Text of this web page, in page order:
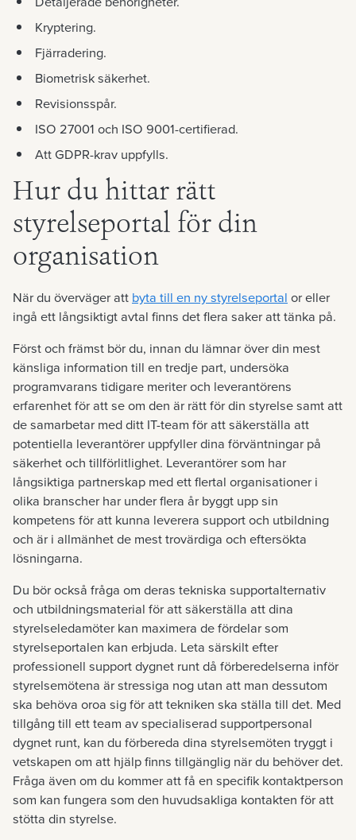
Kryptering.
Fjärradering.
Biometrisk säkerhet.
Revisionsspår.
ISO 27001 och ISO 9001-certifierad.
Att GDPR-krav uppfylls.
Hur du hittar rätt
styrelseportal för din
organisation
När du överväger att byta till en ny styrelseportal or eller
ingå ett långsiktigt avtal finns det flera saker att tänka på.
Först och främst bör du, innan du lämnar över din mest
känsliga information till en tredje part, undersöka
programvarans tidigare meriter och leverantörens
erfarenhet för att se om den är rätt för din styrelse samt att
de samarbetar med ditt IT-team för att säkerställa att
potentiella leverantörer uppfyller dina förväntningar på
säkerhet och tillförlitlighet. Leverantörer som har
långsiktiga partnerskap med ett flertal organisationer i
olika branscher har under flera år byggt upp sin
kompetens för att kunna leverera support och utbildning
och är i allmänhet de mest trovärdiga och eftersökta
lösningarna.
Du bör också fråga om deras tekniska supportalternativ
och utbildningsmaterial för att säkerställa att dina
styrelseledamöter kan maximera de fördelar som
styrelseportalen kan erbjuda. Leta särskilt efter
professionell support dygnet runt då förberedelserna inför
styrelsemötena är stressiga nog utan att man dessutom
ska behöva oroa sig för att tekniken ska ställa till det. Med
tillgång till ett team av specialiserad supportpersonal
dygnet runt, kan du förbereda dina styrelsemöten tryggt i
vetskapen om att hjälp finns tillgänglig när du behöver det.
Fråga även om du kommer att få en specifik kontaktperson
som kan fungera som den huvudsakliga kontakten för att
stötta din styrelse.